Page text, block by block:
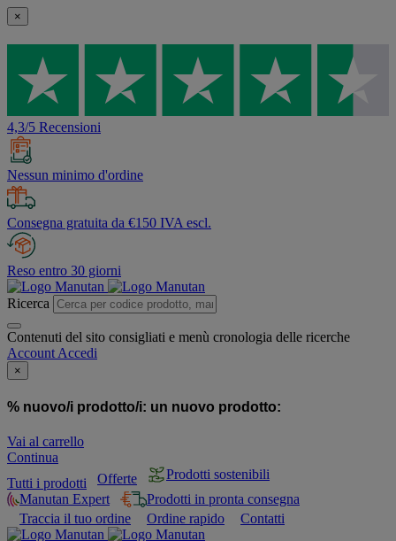
×
4,3/5 Recensioni
Nessun minimo d'ordine
Consegna gratuita da €150 IVA escl.
Reso entro 30 giorni
Ricerca
Contenuti del sito consigliati e menù cronologia delle ricerche
Account Accedi
×
% nuovo/i prodotto/i: un nuovo prodotto:
Vai al carrello
Continua
Tutti i prodotti
Offerte
Prodotti sostenibili
Manutan Expert
Prodotti in pronta consegna
Traccia il tuo ordine
Ordine rapido Contatti